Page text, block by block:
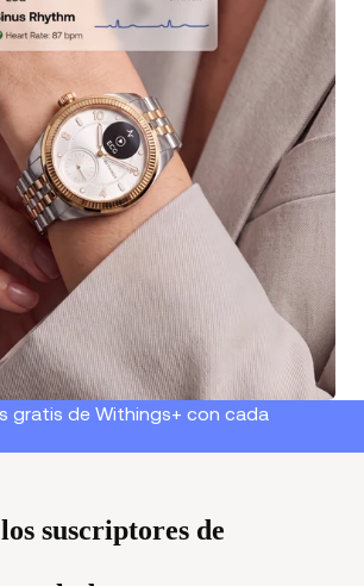
gratis de Withings+ con cada
suscriptores de